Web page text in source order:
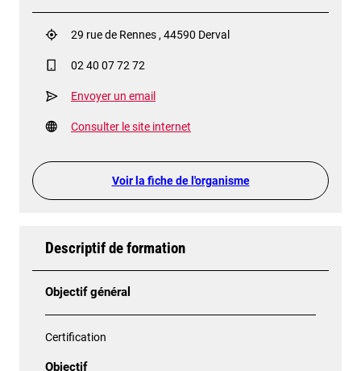
29 rue de Rennes , 44590 Derval
02 40 07 72 72
Envoyer un email
Consulter le site internet
Voir la fiche de l'organisme
Descriptif de formation
Objectif général
Certification
Objectif